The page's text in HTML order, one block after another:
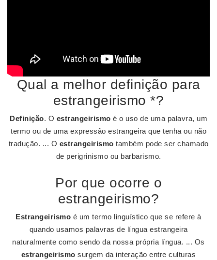
Qual a melhor definição para
estrangeirismo *?
Definição. O estrangeirismo é o uso de uma palavra, um
termo ou de uma expressão estrangeira que tenha ou não
tradução. ... O estrangeirismo também pode ser chamado
de perigrinismo ou barbarismo.
Por que ocorre o
estrangeirismo?
Estrangeirismo é um termo linguístico que se refere à
quando usamos palavras de língua estrangeira
naturalmente como sendo da nossa própria língua. ... Os
estrangeirismo surgem da interação entre culturas